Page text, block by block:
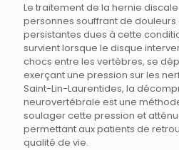
Le traitement de la hernie
personnes souffrant de
persistantes dues à cette
survient lorsque le disque
chocs entre les vertèbres, se
exerçant une pression sur les
Saint-Lin-Laurentides, la
neurovertébrale est une
soulager cette pression et
permettant aux patients de
qualité de vie.